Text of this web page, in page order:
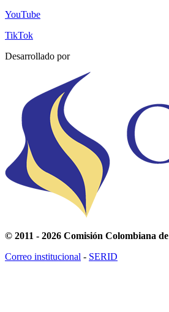
YouTube
TikTok
Desarrollado por
© 2011 - 2026 Comisión Colombiana
Correo institucional - SERID